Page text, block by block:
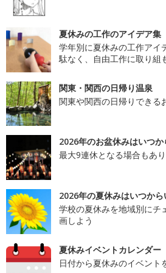
夏休みの工作のアイデア集
学年別に夏休みの工作アイ
駄なく、自由工作に取り組
関東・関西の日帰り温泉
関東や関西の日帰りできる
2026年のお盆休みはいつか
最大9連休となる場合もあり
2026年の夏休みはいつから
学校の夏休みを地域別にチ
画しよう
夏休みイベントカレンダー
日付から夏休みのイベント